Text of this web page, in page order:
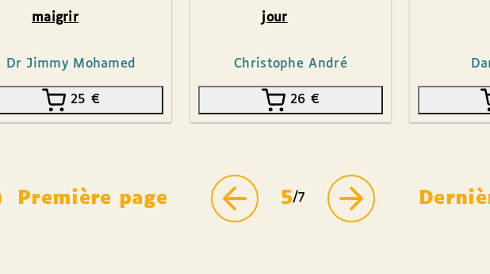
maigrir
Dr Jimmy Mohamed
25 €
jour
Christophe André
26 €
Première page 5/7